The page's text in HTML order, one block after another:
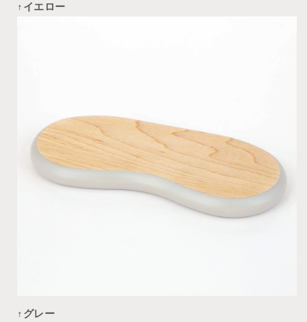
↑ イエロー
↑ グレー